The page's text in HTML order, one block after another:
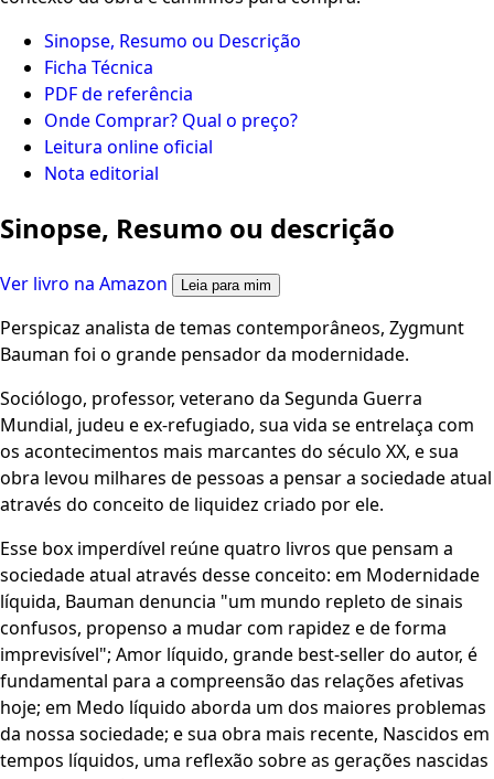
Sinopse, Resumo ou Descrição
Ficha Técnica
PDF de referência
Onde Comprar? Qual o preço?
Leitura online oficial
Nota editorial
Sinopse, Resumo ou descrição
Ver livro na Amazon Leia para mim
Perspicaz analista de temas contemporâneos, Zygmunt
Bauman foi o grande pensador da modernidade.
Sociólogo, professor, veterano da Segunda Guerra
Mundial, judeu e ex-refugiado, sua vida se entrelaça com
os acontecimentos mais marcantes do século XX, e sua
obra levou milhares de pessoas a pensar a sociedade atual
através do conceito de liquidez criado por ele.
Esse box imperdível reúne quatro livros que pensam a
sociedade atual através desse conceito: em Modernidade
líquida, Bauman denuncia "um mundo repleto de sinais
confusos, propenso a mudar com rapidez e de forma
imprevisível"; Amor líquido, grande best-seller do autor, é
fundamental para a compreensão das relações afetivas
hoje; em Medo líquido aborda um dos maiores problemas
da nossa sociedade; e sua obra mais recente, Nascidos em
tempos líquidos, uma reflexão sobre as gerações nascidas